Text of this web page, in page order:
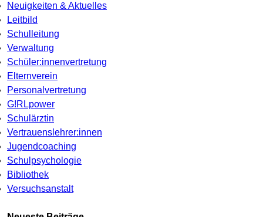
Neuigkeiten & Aktuelles
Leitbild
Schulleitung
Verwaltung
Schüler:innenvertretung
Elternverein
Personalvertretung
G!RLpower
Schulärztin
Vertrauenslehrer:innen
Jugendcoaching
Schulpsychologie
Bibliothek
Versuchsanstalt